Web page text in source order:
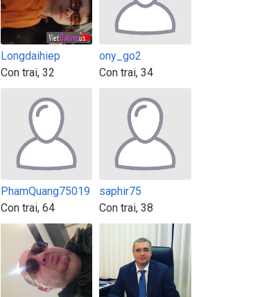
Longdaihiep
Con trai, 32
ony_go2
Con trai, 34
PhamQuang75019
Con trai, 64
saphir75
Con trai, 38